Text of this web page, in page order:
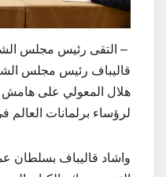
– التقى رئيس مجلس
قاليباف رئيس مجلس
هلال المعولي على هامش
لرؤساء برلمانات العالم
واشاد قاليباف بسلطان